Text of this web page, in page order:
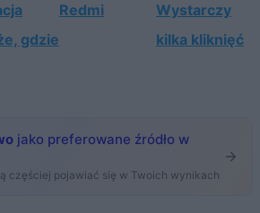
gdzie
Redmi
Wystarczy
kilka kliknięć
jako preferowane źródło w
częściej pojawiać się w Twoich wynikach